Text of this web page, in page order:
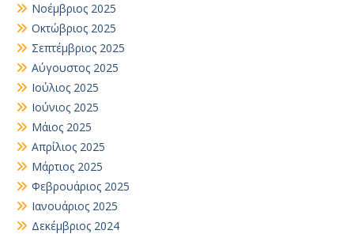
Νοέμβριος 2025
Οκτώβριος 2025
Σεπτέμβριος 2025
Αύγουστος 2025
Ιούλιος 2025
Ιούνιος 2025
Μάιος 2025
Απρίλιος 2025
Μάρτιος 2025
Φεβρουάριος 2025
Ιανουάριος 2025
Δεκέμβριος 2024